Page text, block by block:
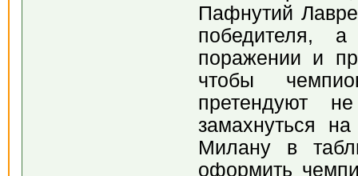
Пафнутий
победителя,
поражении и
чтобы
претендуют
замахнуться
Милану в
оформить